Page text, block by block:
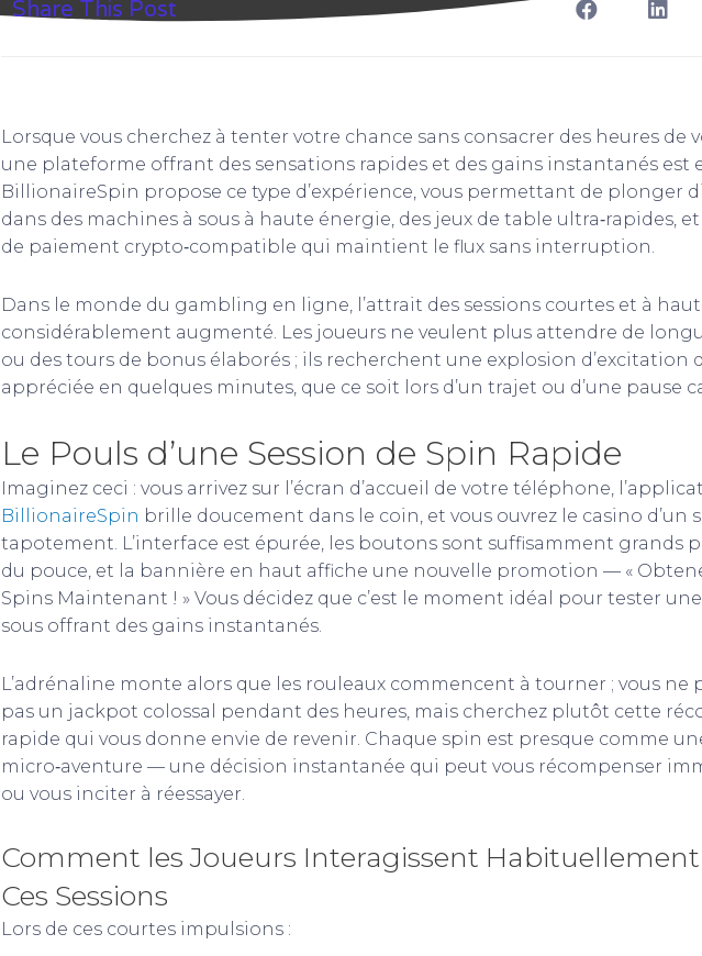
Share This Post
Lorsque vous cherchez à tenter votre chance sans consacrer des heures de
une plateforme offrant des sensations rapides et des gains instantanés est
BillionaireSpin propose ce type d’expérience, vous permettant de plonger
dans des machines à sous à haute énergie, des jeux de table ultra‑rapides,
de paiement crypto‑compatible qui maintient le flux sans interruption.
Dans le monde du gambling en ligne, l’attrait des sessions courtes et à
considérablement augmenté. Les joueurs ne veulent plus attendre de
ou des tours de bonus élaborés ; ils recherchent une explosion d’excitation
appréciée en quelques minutes, que ce soit lors d’un trajet ou d’une pause
Le Pouls d’une Session de Spin Rapide
Imaginez ceci : vous arrivez sur l’écran d’accueil de votre téléphone,
BillionaireSpin brille doucement dans le coin, et vous ouvrez le casino d’un
tapotement. L’interface est épurée, les boutons sont suffisamment grands
du pouce, et la bannière en haut affiche une nouvelle promotion — «
Spins Maintenant ! » Vous décidez que c’est le moment idéal pour tester
sous offrant des gains instantanés.
L’adrénaline monte alors que les rouleaux commencent à tourner ; vous ne
pas un jackpot colossal pendant des heures, mais cherchez plutôt cette
rapide qui vous donne envie de revenir. Chaque spin est presque comme
micro‑aventure — une décision instantanée qui peut vous récompenser
ou vous inciter à réessayer.
Comment les Joueurs Interagissent
Ces Sessions
Lors de ces courtes impulsions :